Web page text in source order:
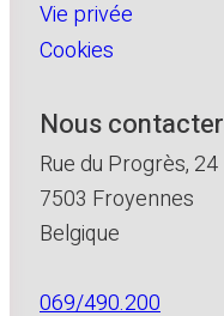
Vie privée
Cookies
Nous contacter
Rue du Progrès, 24
7503 Froyennes
Belgique
069/490.200